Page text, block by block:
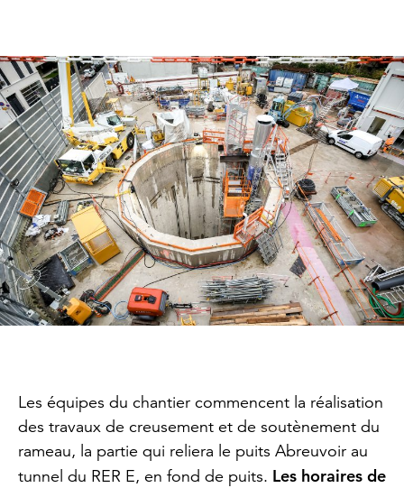
Les équipes du chantier commencent la réalisation
des travaux de creusement et de soutènement du
rameau, la partie qui reliera le puits Abreuvoir au
tunnel du RER E, en fond de puits. Les horaires de